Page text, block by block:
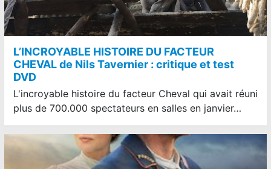
L’INCROYABLE HISTOIRE DU FACTEUR
CHEVAL de Nils Tavernier : critique et test
DVD
L'incroyable histoire du facteur Cheval qui avait réuni
plus de 700.000 spectateurs en salles en janvier…